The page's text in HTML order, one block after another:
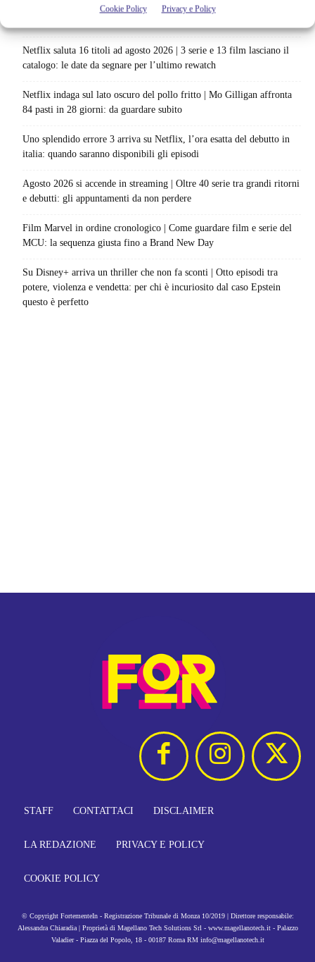
Cookie Policy Privacy e Policy
Sony ferma i film sui personaggi di Spider-Man, nessun nuovo
Netflix saluta 16 titoli ad agosto 2026 | 3 serie e 13 film lasciano il
catalogo: le date da segnare per l’ultimo rewatch
Netflix indaga sul lato oscuro del pollo fritto | Mo Gilligan affronta
84 pasti in 28 giorni: da guardare subito
Uno splendido errore 3 arriva su Netflix, l’ora esatta del debutto in
italia: quando saranno disponibili gli episodi
Agosto 2026 si accende in streaming | Oltre 40 serie tra grandi ritorni
e debutti: gli appuntamenti da non perdere
Film Marvel in ordine cronologico | Come guardare film e serie del
MCU: la sequenza giusta fino a Brand New Day
Su Disney+ arriva un thriller che non fa sconti | Otto episodi tra
potere, violenza e vendetta: per chi è incuriosito dal caso Epstein
questo è perfetto
STAFF CONTATTACI DISCLAIMER
LA REDAZIONE PRIVACY E POLICY
COOKIE POLICY
© Copyright FortementeIn - Registrazione Tribunale di Monza 10/2019 | Direttore responsabile:
Alessandra Chiaradia | Proprietà di Magellano Tech Solutions Srl - www.magellanotech.it - Palazzo
Valadier - Piazza del Popolo, 18 - 00187 Roma RM info@magellanotech.it